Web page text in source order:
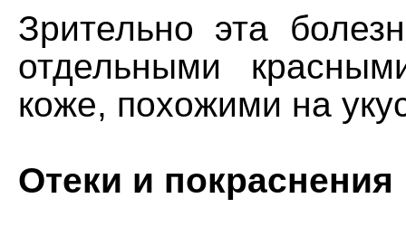
Зрительно эта
отдельными
коже, похожими на
Отеки и покраснения